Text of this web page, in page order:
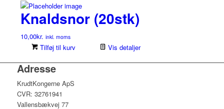
Knaldsnor (20stk)
10,00kr. inkl. moms
Tilføj til kurv Vis detaljer
Adresse
KrudtKongerne ApS
CVR: 32761941
Vallensbækvej 77